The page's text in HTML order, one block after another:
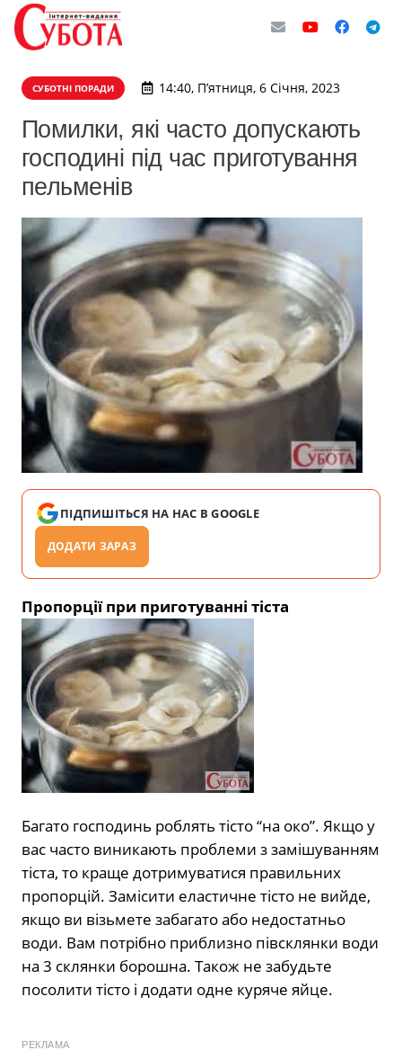
СУБОТНІ ПОРАДИ 14:40, П’ятниця, 6 Січня, 2023
Помилки, які часто допускають
господині під час приготування
пельменів
ПІДПИШІТЬСЯ НА НАС В GOOGLE
ДОДАТИ ЗАРАЗ
Пропорції при приготуванні тіста
Багато господинь роблять тісто “на око”. Якщо у
вас часто виникають проблеми з замішуванням
тіста, то краще дотримуватися правильних
пропорцій. Замісити еластичне тісто не вийде,
якщо ви візьмете забагато або недостатньо
води. Вам потрібно приблизно півсклянки води
на 3 склянки борошна. Також не забудьте
посолити тісто і додати одне куряче яйце.
РЕКЛАМА